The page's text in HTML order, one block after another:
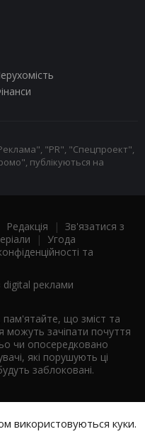
"PR", "Спецпроект",
публікуються на
Редакція | Зв'язатися з
| Угода
та
digital реклами
що зміст та
можуть зачіпати почуття
чи опосередковано
які порушують ці
заблоковані.
використовуються куки.